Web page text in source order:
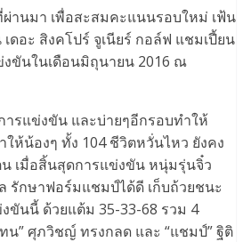
านมา เพื่อสะสมคะแนนรอบใหม่ เฟ้น
ดอะ สิงคโปร์ จูเนียร์ กอล์ฟ แชมเปี้ยน
ขันในเดือนมิถุนายน 2016 ณ
รแข่งขัน และบ่ายๆอีกรอบทำให้
ห้น้องๆ ทั้ง 104 ชีวิตหวั่นไหว ยังคง
เมื่อสิ้นสุดการแข่งขัน หนุ่มรุ่นจิ๋ว
รักษาฟอร์มแชมป์ได้ดี เก็บถ้วยชนะ
ขันนี้ ด้วยแต้ม 35-33-68 รวม 4
น” ศุภวิชญ์ ทรงกลด และ “แชมป์” ฐิติ